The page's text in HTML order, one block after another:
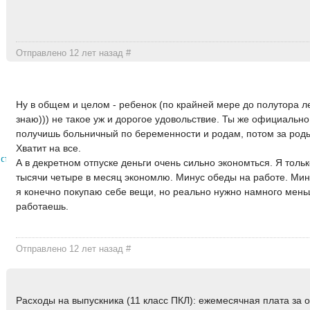
Отправлено 12 лет назад#
Ну в общем и целом - ребенок (по крайней мере до полутора
знаю))) не такое уж и дорогое удовольствие. Ты же
получишь больничный по беременности и родам, потом за
Хватит на все.
А в декретном отпуске деньги очень сильно экономться. Я
тысячи четыре в месяц экономлю. Минус обеды на работе.
я конечно покупаю себе вещи, но реально нужно намного
работаешь.
Отправлено 12 лет назад#
Расходы на выпускника (11 класс ПКЛ): ежемесячная плата за